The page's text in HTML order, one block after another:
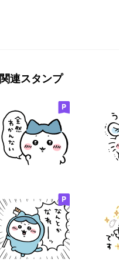
関連スタンプ